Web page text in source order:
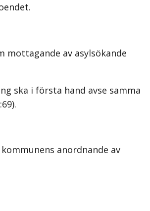
mottagande av asylsökande
ska i första hand avse samma
anordnande av